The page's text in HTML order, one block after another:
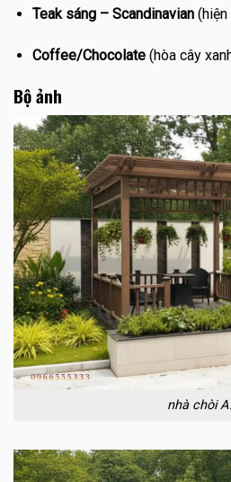
Teak sáng – Scandinavian(hiện
Coffee/Chocolate(hòa cây
Bộ ảnh
nhà chòi